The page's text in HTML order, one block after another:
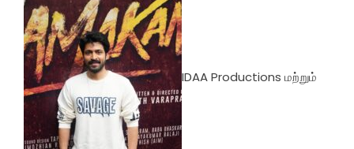
IDAA Productions மற்றும்